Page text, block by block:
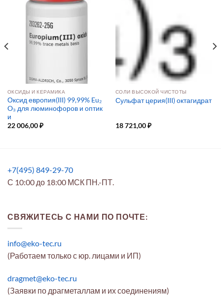
ОКСИДЫ И КЕРАМИКА
Оксид европия(III) 99,99% Eu₂
O₃ для люминофоров и оптик
и
22 006,00₽
СОЛИ ВЫСОКОЙ ЧИСТОТЫ
Сульфат церия(III) октагидрат
18 721,00₽
+7(495) 849-29-70
С 10:00 до 18:00 МСК ПН.-ПТ.
СВЯЖИТЕСЬ С НАМИ ПО ПОЧТЕ:
info@eko-tec.ru
(Работаем только с юр. лицами и ИП)
dragmet@eko-tec.ru
(Заявки по драгметаллам и их соединениям)